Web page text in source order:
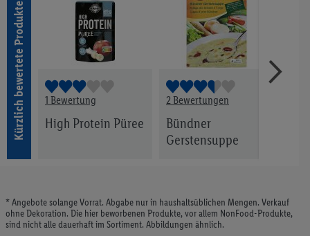
Kürzlich bewertete Produkte 1 Bewertung
High Protein Püree
2 Bewertungen
Bündner
Gerstensuppe
* Angebote solange Vorrat. Abgabe nur in haushaltsüblichen Mengen. Verkauf
ohne Dekoration. Die hier beworbenen Produkte, vor allem NonFood-Produkte,
sind nicht alle dauerhaft im Sortiment. Abbildungen ähnlich.